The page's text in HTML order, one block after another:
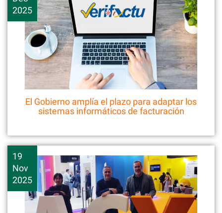
2025
El Gobierno amplía el plazo para adaptar los
sistemas informáticos de facturación
19
Nov
2025